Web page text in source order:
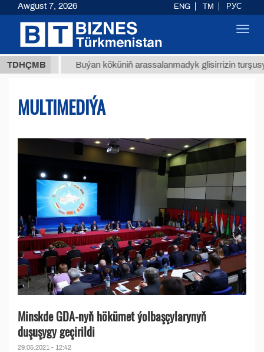
TDHÇMBBuýan köküniň arassalanmadyk glisirrizin turşusy (t.)
MULTIMEDIÝA
Minskde GDA-nyň hökümet ýolbaşçylarynyň
duşuşygy geçirildi
29.05.2021 - 12:42
Awgust 7, 2026 ENG TM РУС